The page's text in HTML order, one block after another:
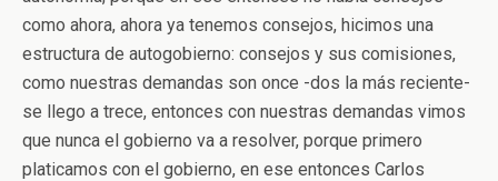
como ahora, ahora ya tenemos consejos, hicimos una
estructura de autogobierno: consejos y sus comisiones,
como nuestras demandas son once -dos la más reciente-
se llego a trece, entonces con nuestras demandas vimos
que nunca el gobierno va a resolver, porque primero
platicamos con el gobierno, en ese entonces Carlos